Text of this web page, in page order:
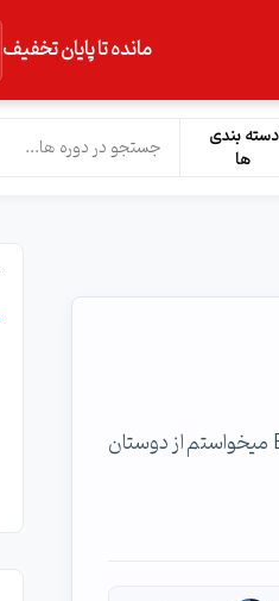
مانده تا پایان تخفیف
دسته بندی
ها
با سلام ، من در شبکه ام یک روتربرد میکروتیک RB1100AHx2 دارم ، در پورتهای اترش دوتا پورت داره بنام Bypass میخواستم از دوستان